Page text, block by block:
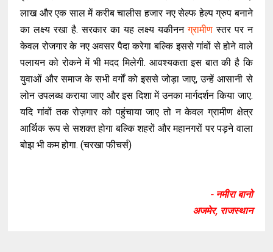
लाख और एक साल में करीब चालीस हजार नए सेल्फ हेल्प ग्रुप बनाने
का लक्ष्य रखा है. सरकार का यह लक्ष्य यकीननग्रामीणस्तर पर न
केवल रोजगार के नए अवसर पैदा करेगा बल्कि इससे गांवों से होने वाले
पलायन को रोकने में भी मदद मिलेगी. आवश्यकता इस बात की है कि
युवाओं और समाज के सभी वर्गों को इससे जोड़ा जाए, उन्हें आसानी से
लोन उपलब्ध कराया जाए और इस दिशा में उनका मार्गदर्शन किया जाए.
यदि गांवों तक रोज़गार को पहुंचाया जाए तो न केवल ग्रामीण क्षेत्र
आर्थिक रूप से सशक्त होगा बल्कि शहरों और महानगरों पर पड़ने वाला
बोझ भी कम होगा. (चरखा फीचर्स)
- नमीरा बानो
अजमेर, राजस्थान